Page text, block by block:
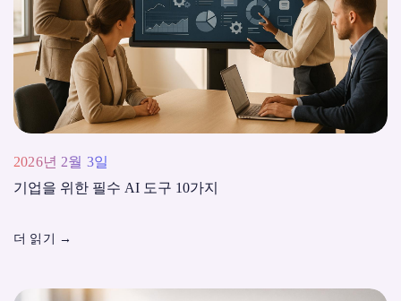
2026년 2월 3일
기업을 위한 필수 AI 도구 10가지
더 읽기 →